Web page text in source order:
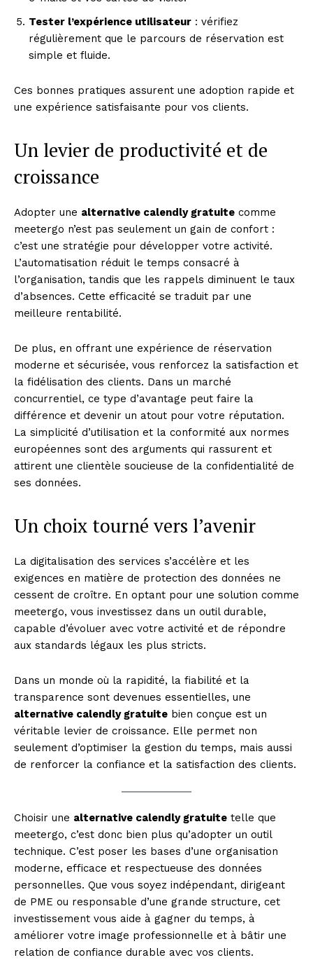
News Week
Magazine PRO
SUBSCRIBE NOW
Company
Contact us
Subscription Plans
My account
Tester l’expérience utilisateur : vérifiez
régulièrement que le parcours de réservation est
simple et fluide.
Ces bonnes pratiques assurent une adoption rapide et
une expérience satisfaisante pour vos clients.
Un levier de productivité et de
croissance
Adopter une alternative calendly gratuite comme
meetergo n’est pas seulement un gain de confort :
c’est une stratégie pour développer votre activité.
L’automatisation réduit le temps consacré à
l’organisation, tandis que les rappels diminuent le taux
d’absences. Cette efficacité se traduit par une
meilleure rentabilité.
De plus, en offrant une expérience de réservation
moderne et sécurisée, vous renforcez la satisfaction et
la fidélisation des clients. Dans un marché
concurrentiel, ce type d’avantage peut faire la
différence et devenir un atout pour votre réputation.
La simplicité d’utilisation et la conformité aux normes
européennes sont des arguments qui rassurent et
attirent une clientèle soucieuse de la confidentialité de
ses données.
Un choix tourné vers l’avenir
La digitalisation des services s’accélère et les
exigences en matière de protection des données ne
cessent de croître. En optant pour une solution comme
meetergo, vous investissez dans un outil durable,
capable d’évoluer avec votre activité et de répondre
aux standards légaux les plus stricts.
Dans un monde où la rapidité, la fiabilité et la
transparence sont devenues essentielles, une
alternative calendly gratuite bien conçue est un
véritable levier de croissance. Elle permet non
seulement d’optimiser la gestion du temps, mais aussi
de renforcer la confiance et la satisfaction des clients.
Choisir une alternative calendly gratuite telle que
meetergo, c’est donc bien plus qu’adopter un outil
technique. C’est poser les bases d’une organisation
moderne, efficace et respectueuse des données
personnelles. Que vous soyez indépendant, dirigeant
de PME ou responsable d’une grande structure, cet
investissement vous aide à gagner du temps, à
améliorer votre image professionnelle et à bâtir une
relation de confiance durable avec vos clients.